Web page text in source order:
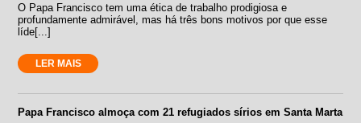
O Papa Francisco tem uma ética de trabalho prodigiosa e
profundamente admirável, mas há três bons motivos por que esse
líde[...]
LER MAIS
Papa Francisco almoça com 21 refugiados sírios em Santa Marta